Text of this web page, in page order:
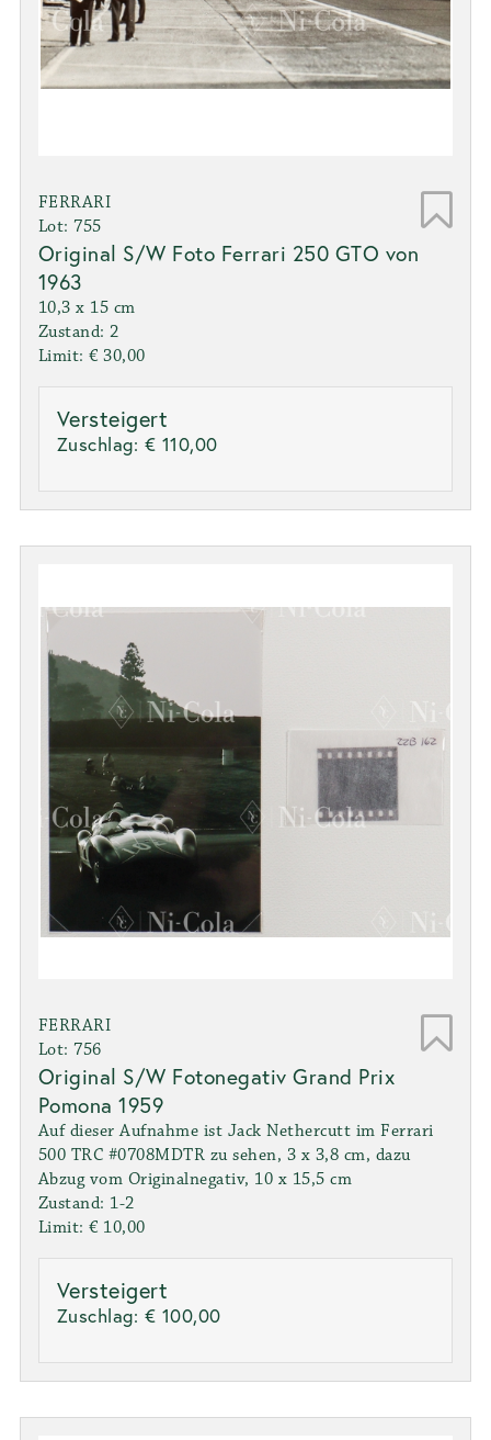
FERRARI
Lot: 755
Original S/W Foto Ferrari 250 GTO von
1963
10,3 x 15 cm
Zustand: 2
Limit: € 30,00
Versteigert
Zuschlag: € 110,00
FERRARI
Lot: 756
Original S/W Fotonegativ Grand Prix
Pomona 1959
Auf dieser Aufnahme ist Jack Nethercutt im Ferrari
500 TRC #0708MDTR zu sehen, 3 x 3,8 cm, dazu
Abzug vom Originalnegativ, 10 x 15,5 cm
Zustand: 1-2
Limit: € 10,00
Versteigert
Zuschlag: € 100,00